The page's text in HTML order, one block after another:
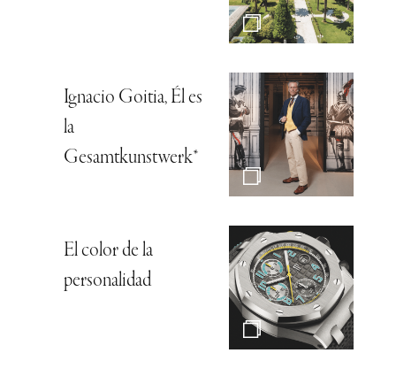
Ignacio Goitia, Él es
la
Gesamtkunstwerk*
El color de la
personalidad